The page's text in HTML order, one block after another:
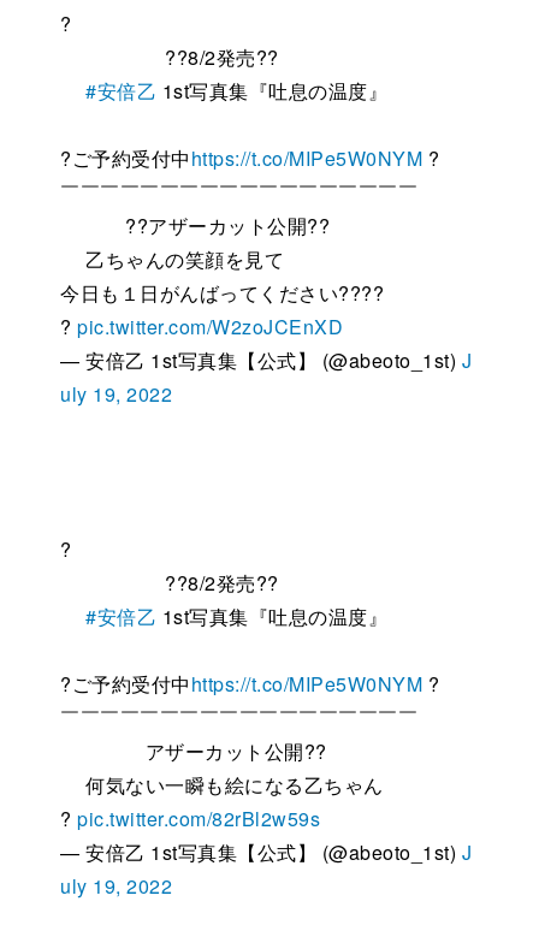
?
??8/2発売??
#安倍乙 1st写真集『吐息の温度』
?ご予約受付中https://t.co/MIPe5W0NYM ?
￣￣￣￣￣￣￣￣￣￣￣￣￣￣￣￣￣￣
??アザーカット公開??
乙ちゃんの笑顔を見て
今日も１日がんばってください????
? pic.twitter.com/W2zoJCEnXD
— 安倍乙 1st写真集【公式】 (@abeoto_1st) J
uly 19, 2022
?
??8/2発売??
#安倍乙 1st写真集『吐息の温度』
?ご予約受付中https://t.co/MIPe5W0NYM ?
￣￣￣￣￣￣￣￣￣￣￣￣￣￣￣￣￣￣
アザーカット公開??
何気ない一瞬も絵になる乙ちゃん
? pic.twitter.com/82rBl2w59s
— 安倍乙 1st写真集【公式】 (@abeoto_1st) J
uly 19, 2022